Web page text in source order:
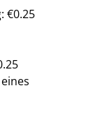
€0.25